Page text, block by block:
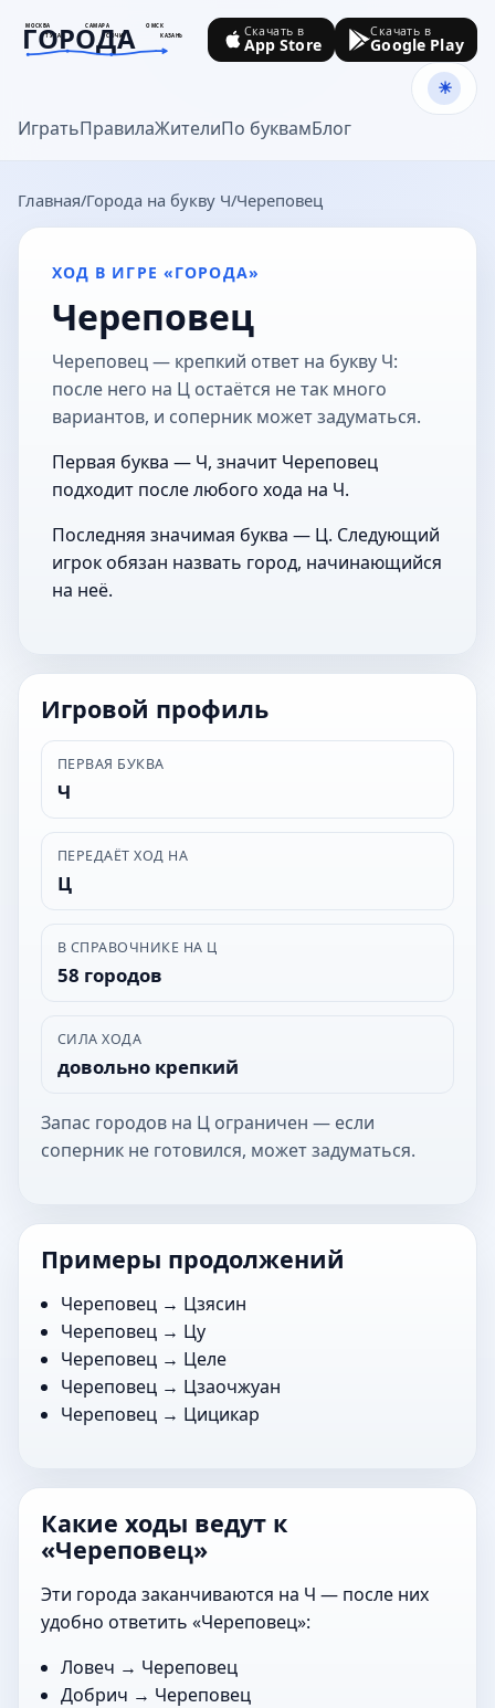
МОСКВА САМАРА
ОМСК
ТУЛА
СОЧИ КАЗАНЬ
ГОРОДА
goroda-na.ru
ИгратьПравилаЖителиПо буквамБлог
Скачать в
App Store
Скачать в
Google Play
Главная Города на букву Ч Череповец
ХОД В ИГРЕ «ГОРОДА»
Череповец
Череповец — крепкий ответ на букву Ч:
после него на Ц остаётся не так много
вариантов, и соперник может задуматься.
Первая буква — Ч, значит Череповец
подходит после любого хода на Ч.
Последняя значимая буква — Ц. Следующий
игрок обязан назвать город, начинающийся
на неё.
Игровой профиль
ПЕРВАЯ БУКВА
Ч
ПЕРЕДАЁТ ХОД НА
Ц
В СПРАВОЧНИКЕ НА Ц
58 городов
СИЛА ХОДА
довольно крепкий
Запас городов на Ц ограничен — если
соперник не готовился, может задуматься.
Примеры продолжений
Череповец → Цзясин
Череповец → Цу
Череповец → Целе
Череповец → Цзаочжуан
Череповец → Цицикар
Какие ходы ведут к
«Череповец»
Эти города заканчиваются на Ч — после них
удобно ответить «Череповец»:
Ловеч → Череповец
Добрич → Череповец